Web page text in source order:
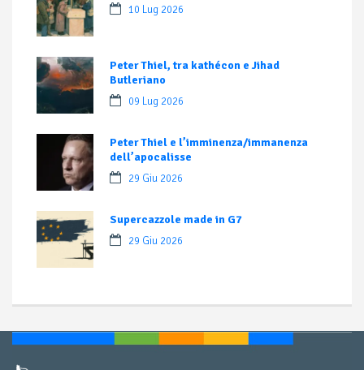
10 Lug 2026
Peter Thiel, tra kathécon e Jihad
Butleriano
09 Lug 2026
Peter Thiel e l’imminenza/immanenza
dell’apocalisse
29 Giu 2026
Supercazzole made in G7
29 Giu 2026